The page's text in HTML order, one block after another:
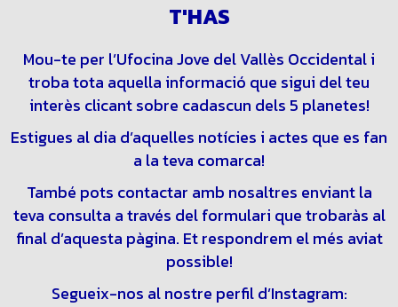
T'HAS SENTIT ๚AI COM UN
Mou-te per l’Ufocina Jove del Vallès Occidental i
troba tota aquella informació que sigui del teu
interès clicant sobre cadascun dels 5 planetes!
Estigues al dia d’aquelles notícies i actes que es fan
a la teva comarca!
També pots contactar amb nosaltres enviant la
teva consulta a través del formulari que trobaràs al
final d’aquesta pàgina. Et respondrem el més aviat
possible!